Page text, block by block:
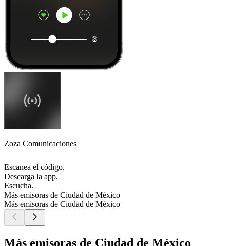
Zoza Comunicaciones
Escanea el código,
Descarga la app,
Escucha.
Más emisoras de Ciudad de México
Más emisoras de Ciudad de México
Más emisoras de Ciudad de México